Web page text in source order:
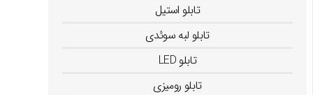
تابلو استیل
تابلو لبه سوئدی
تابلو LED
تابلو رومیزی